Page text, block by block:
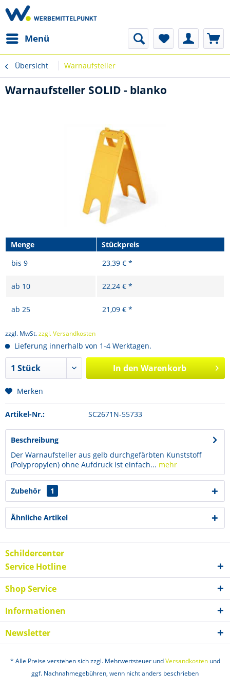
Menü
Übersicht Warnaufsteller
Warnaufsteller SOLID - blanko
Menge
Stückpreis
bis 9 23,39 € *
ab 10 22,24 € *
ab 25 21,09 € *
zzgl. MwSt.zzgl. Versandkosten
Lieferung innerhalb von 1-4 Werktagen.
In den Warenkorb
Merken
Artikel-Nr.: SC2671N-55733
Beschreibung
Der Warnaufsteller aus gelb durchgefärbten Kunststoff
(Polypropylen) ohne Aufdruck ist einfach... mehr
Zubehör 1
Ähnliche Artikel
Schildercenter
Service Hotline
Shop Service
Informationen
Newsletter
* Alle Preise verstehen sich zzgl. Mehrwertsteuer undVersandkostenund
ggf. Nachnahmegebühren, wenn nicht anders beschrieben